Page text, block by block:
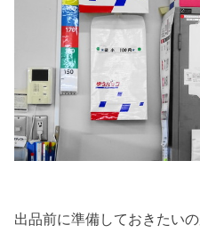
出品前に準備しておきたい